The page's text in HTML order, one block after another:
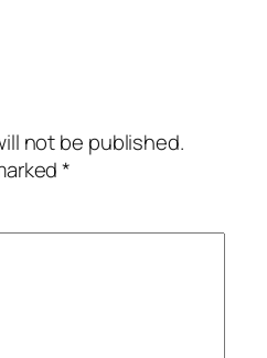
not be published.
*